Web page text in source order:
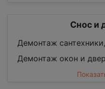
Снос и
Демонтаж
Демонтаж окон и